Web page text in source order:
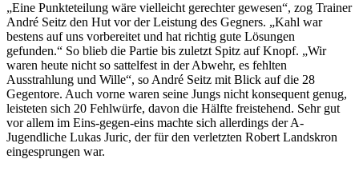
„Eine Punkteteilung wäre vielleicht gerechter gewesen“, zog Trainer
André Seitz den Hut vor der Leistung des Gegners. „Kahl war
bestens auf uns vorbereitet und hat richtig gute Lösungen
gefunden.“ So blieb die Partie bis zuletzt Spitz auf Knopf. „Wir
waren heute nicht so sattelfest in der Abwehr, es fehlten
Ausstrahlung und Wille“, so André Seitz mit Blick auf die 28
Gegentore. Auch vorne waren seine Jungs nicht konsequent genug,
leisteten sich 20 Fehlwürfe, davon die Hälfte freistehend. Sehr gut
vor allem im Eins-gegen-eins machte sich allerdings der A-
Jugendliche Lukas Juric, der für den verletzten Robert Landskron
eingesprungen war.